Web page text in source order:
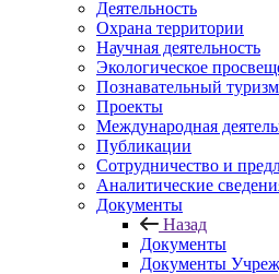
Деятельность
Охрана территории
Научная деятельность
Экологическое
Познавательный туризм
Проекты
Международная
Публикации
Сотрудничество и
Аналитические
Документы
Назад
Документы
Документы